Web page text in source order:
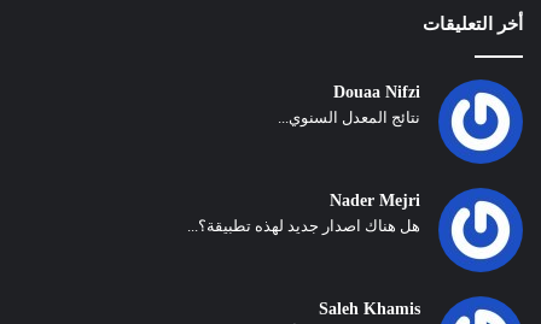
أخر التعليقات
Douaa Nifzi
نتائج المعدل السنوي...
Nader Mejri
هل هناك اصدار جديد لهذه تطبيقة؟...
Saleh Khamis